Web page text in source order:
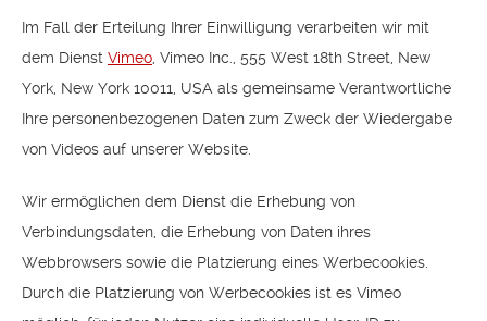
Im Fall der Erteilung Ihrer Einwilligung verarbeiten wir mit
dem Dienst Vimeo , Vimeo Inc., 555 West 18th Street, New
York, New York 10011, USA als gemeinsame Verantwortliche
Ihre personenbezogenen Daten zum Zweck der Wiedergabe
von Videos auf unserer Website.
Wir ermöglichen dem Dienst die Erhebung von
Verbindungsdaten, die Erhebung von Daten ihres
Webbrowsers sowie die Platzierung eines Werbecookies.
Durch die Platzierung von Werbecookies ist es Vimeo